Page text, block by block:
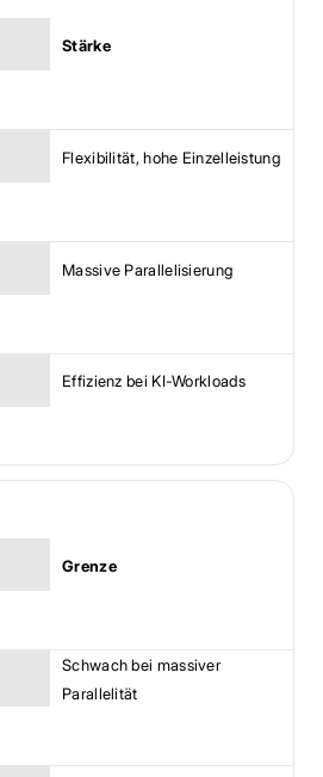
Stärke
Flexibilität, hohe Einzelleistung
Massive Parallelisierung
Effizienz bei KI-Workloads
Grenze
Schwach bei massiver
Parallelität